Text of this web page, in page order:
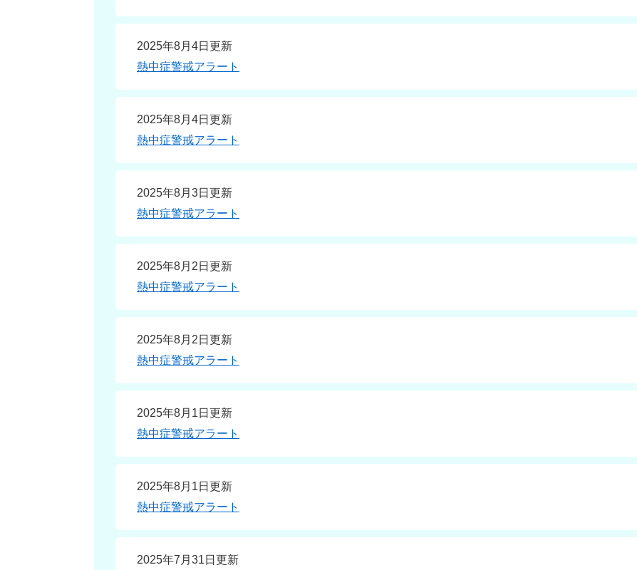
2025年8月4日更新
熱中症警戒アラート
2025年8月4日更新
熱中症警戒アラート
2025年8月3日更新
熱中症警戒アラート
2025年8月2日更新
熱中症警戒アラート
2025年8月2日更新
熱中症警戒アラート
2025年8月1日更新
熱中症警戒アラート
2025年8月1日更新
熱中症警戒アラート
2025年7月31日更新